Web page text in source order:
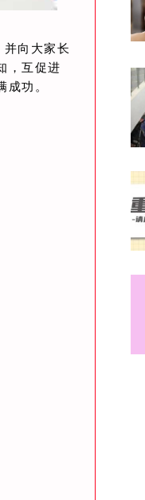
向大家长
，互促进
功。